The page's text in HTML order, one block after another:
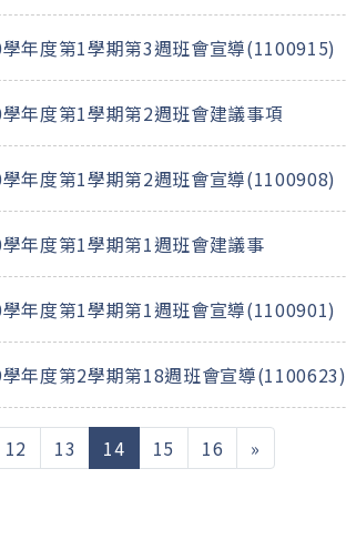
年度第1學期第3週班會宣導(1100915)
年度第1學期第2週班會建議事項
年度第1學期第2週班會宣導(1100908)
年度第1學期第1週班會建議事
年度第1學期第1週班會宣導(1100901)
年度第2學期第18週班會宣導(1100623)
12 13 14(current)
15 16 »